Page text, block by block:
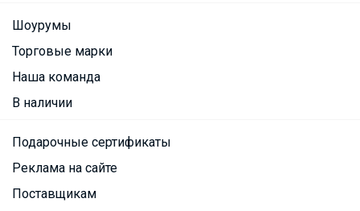
Шоурумы
Торговые марки
Наша команда
В наличии
Подарочные сертификаты
Реклама на сайте
Поставщикам